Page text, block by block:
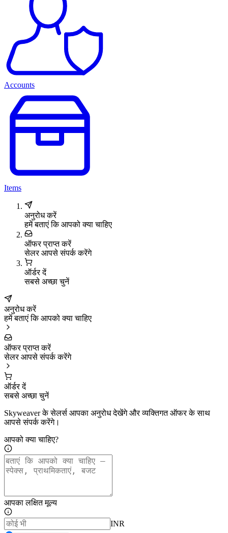
Accounts
Items
अनुरोध करें
हमें बताएं कि आपको क्या चाहिए
ऑफर प्राप्त करें
सेलर आपसे संपर्क करेंगे
ऑर्डर दें
सबसे अच्छा चुनें
अनुरोध करें
हमें बताएं कि आपको क्या चाहिए
ऑफर प्राप्त करें
सेलर आपसे संपर्क करेंगे
ऑर्डर दें
सबसे अच्छा चुनें
Skyweaver के सेलर्स आपका अनुरोध देखेंगे और व्यक्तिगत ऑफर के साथ
आपसे संपर्क करेंगे।
आपको क्या चाहिए?
आपका लक्षित मूल्य
INR